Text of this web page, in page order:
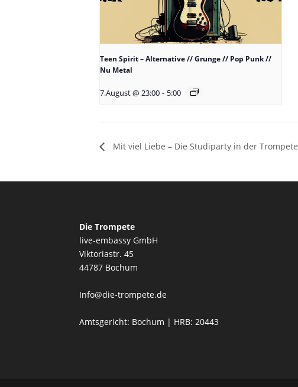
Teen Spirit – Alternative // Grunge // Pop Punk //
Nu Metal
7.August @ 23:00 - 5:00
Mit viel Liebe – Die Studiparty in der Trompete
Die Trompete
live-embassy GmbH
Viktoriastr. 45
44787 Bochum
Info@die-trompete.de
Amtsgericht: Bochum | HRB: 20443